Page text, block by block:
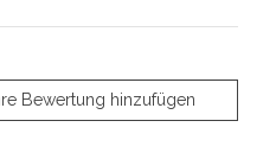
Bewertung hinzufügen